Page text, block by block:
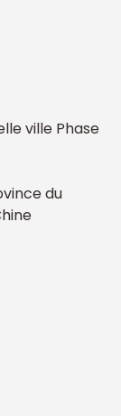
ville Phase
du